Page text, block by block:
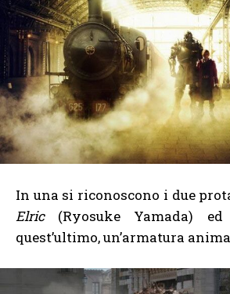
In una si riconoscono i due
Elric(Ryosuke Yamada)
quest’ultimo, un’armatura